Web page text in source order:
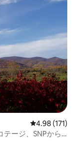
レビュー171
4.98 (171)
ージ、SNPから